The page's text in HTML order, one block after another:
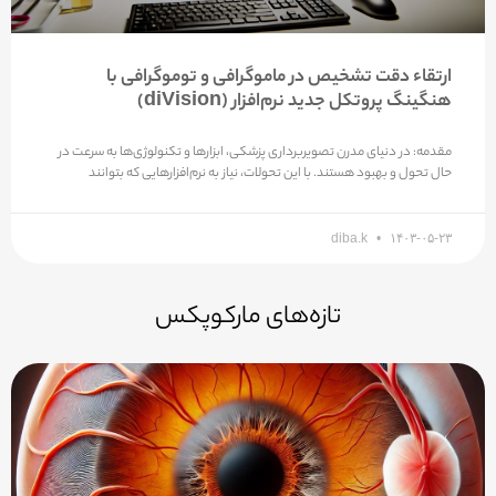
ارتقاء دقت تشخیص در ماموگرافی و توموگرافی با
هنگینگ پروتکل جدید نرم‌افزار (diVision)
مقدمه: در دنیای مدرن تصویربرداری پزشکی، ابزارها و تکنولوژی‌ها به سرعت در
حال تحول و بهبود هستند. با این تحولات، نیاز به نرم‌افزارهایی که بتوانند
diba.k ۱۴۰۳-۰۵-۲۳
تازه‌های مارکوپکس